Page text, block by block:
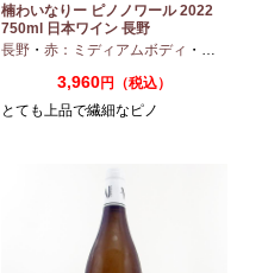
楠わいなりー ピノノワール 2022
750ml 日本ワイン 長野
長野 ・ 赤：ミディアムボディ ・ ピノノワ
3,960円（税込）
とても上品で繊細なピノ